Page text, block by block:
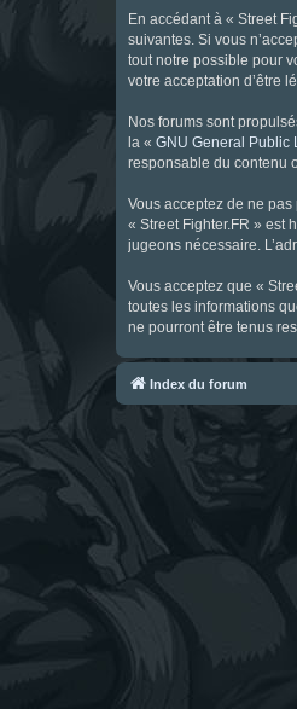
En accédant à « Street
suivantes. Si vous
tout notre possible pour
votre acceptation d’être
Nos forums sont
la « GNU General Public
responsable du contenu
Vous acceptez de ne
« Street Fighter.FR » est
jugeons nécessaire.
Vous acceptez que «
toutes les informations
ne pourront être tenus
Index du forum